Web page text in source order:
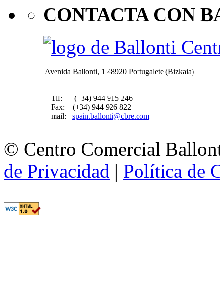
CONTACTA CON
Avenida Ballonti, 1 48920 Portugalete (Bizkaia)
+ Tlf: (+34) 944 915 246
+ Fax: (+34) 944 926 822
+ mail: spain.ballonti@cbre.com
© Centro Comercial
de Privacidad | Política de